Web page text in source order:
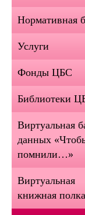
Нормативная
Услуги
Фонды ЦБС
Библиотеки
Виртуальная
данных
помнили…»
Виртуальная
книжная полка